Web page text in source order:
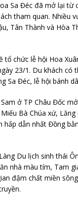
Sa Đéc đã mở lại từ
tham quan. Nhiều
Tân Thành và Hòa
tổ chức lễ hội Hoa
23/1. Du khách có
Sa Đéc, lễ hội bánh
ở TP Châu Đốc
Bà Chúa xứ,
dẫn nhất Đồng
Du lịch sinh thái
nhà màu tím, Tam
đậm chất miền